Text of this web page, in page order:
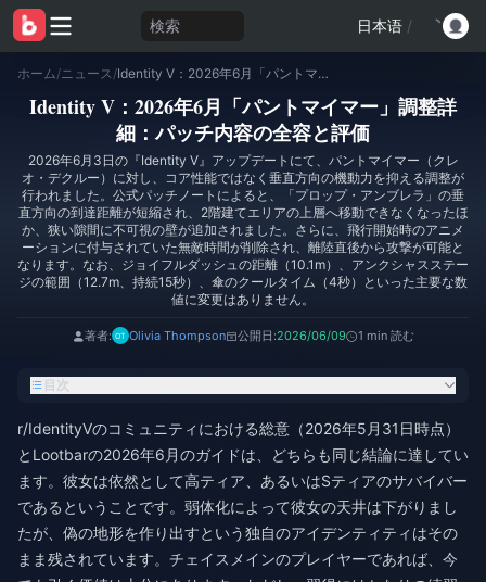
検索 日本语 /
ホーム/ニュース / Identity V：2026年6月「パントマイマー」調整詳細：パッチ内容の全容と評価
Identity V：2026年6月「パントマイマー」調整詳
細：パッチ内容の全容と評価
2026年6月3日の『Identity V』アップデートにて、パントマイマー（クレ
オ・デクルー）に対し、コア性能ではなく垂直方向の機動力を抑える調整が
行われました。公式パッチノートによると、「プロップ・アンブレラ」の垂
直方向の到達距離が短縮され、2階建てエリアの上層へ移動できなくなったほ
か、狭い隙間に不可視の壁が追加されました。さらに、飛行開始時のアニメ
ーションに付与されていた無敵時間が削除され、離陸直後から攻撃が可能と
なります。なお、ジョイフルダッシュの距離（10.1m）、アンクシャスステー
ジの範囲（12.7m、持続15秒）、傘のクールタイム（4秒）といった主要な数
値に変更はありません。
著者: Olivia Thompson 公開日:2026/06/09 1 min 読む
目次
r/IdentityVのコミュニティにおける総意（2026年5月31日時点）
とLootbarの2026年6月のガイドは、どちらも同じ結論に達してい
ます。彼女は依然として高ティア、あるいはSティアのサバイバー
であるということです。弱体化によって彼女の天井は下がりまし
たが、偽の地形を作り出すという独自のアイデンティティはその
まま残されています。チェイスメインのプレイヤーであれば、今